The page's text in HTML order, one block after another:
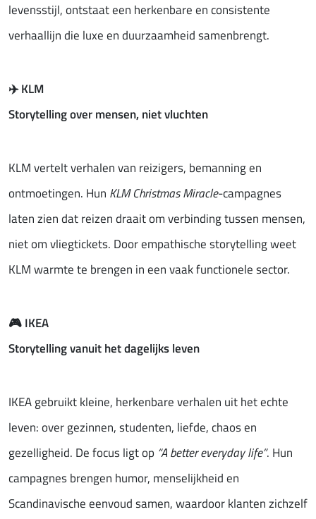
levensstijl, ontstaat een herkenbare en consistente
verhaallijn die luxe en duurzaamheid samenbrengt.
✈️KLM
Storytelling over mensen, niet vluchten
KLM vertelt verhalen van reizigers, bemanning en
ontmoetingen. Hun KLM Christmas Miracle-campagnes
laten zien dat reizen draait om verbinding tussen mensen,
niet om vliegtickets. Door empathische storytelling weet
KLM warmte te brengen in een vaak functionele sector.
🎮IKEA
Storytelling vanuit het dagelijks leven
IKEA gebruikt kleine, herkenbare verhalen uit het echte
leven: over gezinnen, studenten, liefde, chaos en
gezelligheid. De focus ligt op “A better everyday life”. Hun
campagnes brengen humor, menselijkheid en
Scandinavische eenvoud samen, waardoor klanten zichzelf